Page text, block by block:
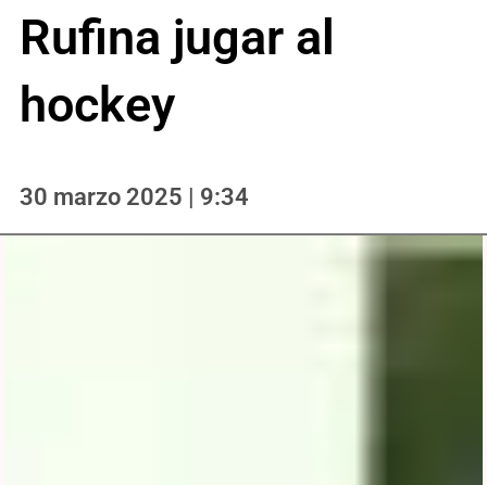
Rufina jugar al
hockey
30 marzo 2025 | 9:34